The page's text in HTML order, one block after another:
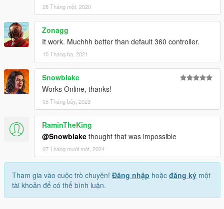
28 Tháng một, 2020
Zonagg
It work. Muchhh better than default 360 controller.
10 Tháng ba, 2021
Snowblake
Works Online, thanks!
05 Tháng bảy, 2023
RaminTheKing
@Snowblake thought that was impossible
07 Tháng mười một, 2024
Tham gia vào cuộc trò chuyện! Đăng nhập hoặc đăng ký một
tài khoản để có thể bình luận.